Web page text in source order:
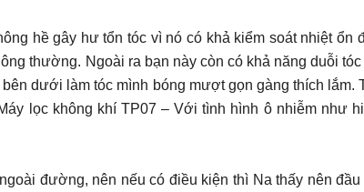
hề gây hư tổn tóc vì nó có khả kiểm soát nhiệt ổn
thường. Ngoài ra bạn này còn có khả năng duỗi
dưới làm tóc mình bóng mượt gọn gàng thích lắm.
lọc không khí TP07 – Với tình hình ô nhiễm như
đường, nên nếu có điều kiện thì Na thấy nên